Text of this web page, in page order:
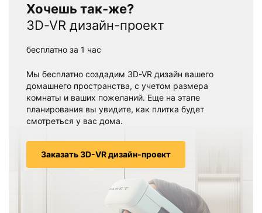
Хочешь так-же?
3D-VR дизайн-проект
бесплатно за 1 час
Мы бесплатно создадим 3D-VR дизайн вашего
домашнего пространства, с учетом размера
комнаты и ваших пожеланий. Еще на этапе
планирования вы увидите, как плитка будет
смотреться у вас дома.
Заказать 3D-VR дизайн-проект